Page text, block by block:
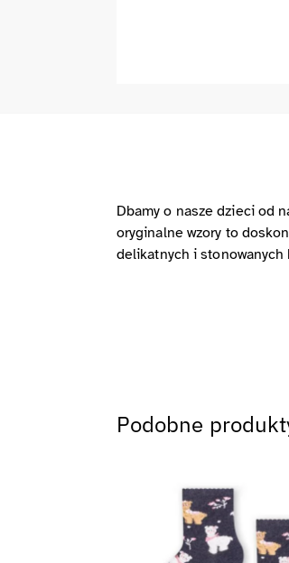
Dbamy o nasze dzieci od
oryginalne wzory to
delikatnych i
Podobne